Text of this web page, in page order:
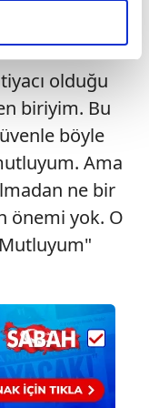
adına
bu noktada,
tek gelir
isteriz.
izin vermedikleri
İnternet
ait çerezler
çeşitli kişisel
bilgi
daha işlevsel
yönelik
amaçlarıyla
mutlu ve
olduğu
biriyim. Bu
böyle
Ama
ne bir
önemi yok. O